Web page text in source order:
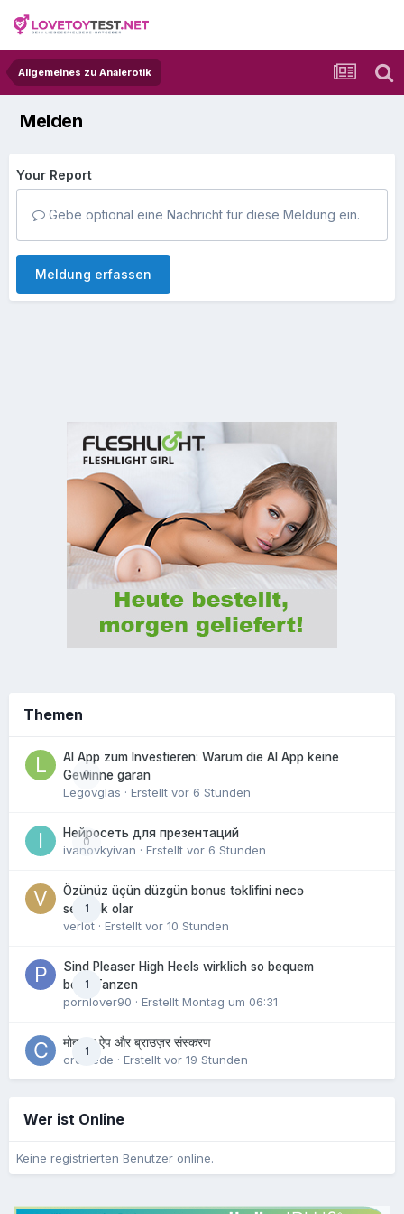
Allgemeines zu Analerotik
Melden
Your Report
Gebe optional eine Nachricht für diese Meldung ein.
Meldung erfassen
Themen
0
AI App zum Investieren: Warum die AI App keine
Gewinne garan
Legovglas · Erstellt vor 6 Stunden
0
Нейросеть для презентаций
ivanovkyivan · Erstellt vor 6 Stunden
1
Özünüz üçün düzgün bonus təklifini necə
seçmək olar
verlot · Erstellt vor 10 Stunden
1
Sind Pleaser High Heels wirklich so bequem
beim Tanzen
pornlover90 · Erstellt Montag um 06:31
1
मोबाइल ऐप और ब्राउज़र संस्करण
crowede · Erstellt vor 19 Stunden
Wer ist Online
Keine registrierten Benutzer online.